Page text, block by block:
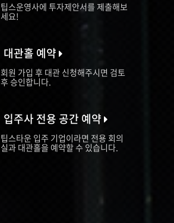
팁스운영사에 투자제안서를 제출해보
세요!
대관홀 예약
회원 가입 후 대관 신청해주시면 검토
후 승인합니다.
입주사 전용 공간 예약
팁스타운 입주 기업이라면 전용 회의
실과 대관홀을 예약할 수 있습니다.